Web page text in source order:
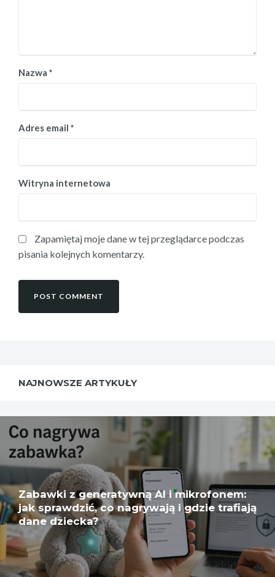
Nazwa *
Adres email *
Witryna internetowa
Zapamiętaj moje dane w tej przeglądarce podczas
pisania kolejnych komentarzy.
NAJNOWSZE ARTYKUŁY
Zabawki z generatywną AI i mikrofonem:
jak sprawdzić, co nagrywają i gdzie trafiają
dane dziecka?